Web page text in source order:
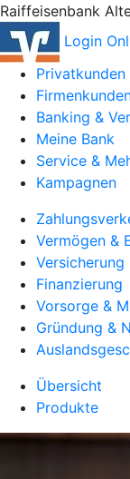
Raiffeisenbank
Login
Privatkunden
Banking &
Meine Bank
Service &
Kampagnen
Vermögen &
Versicherung
Finanzierung
Vorsorge &
Gründung &
Übersicht
Produkte